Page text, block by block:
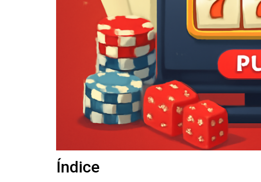
Índice